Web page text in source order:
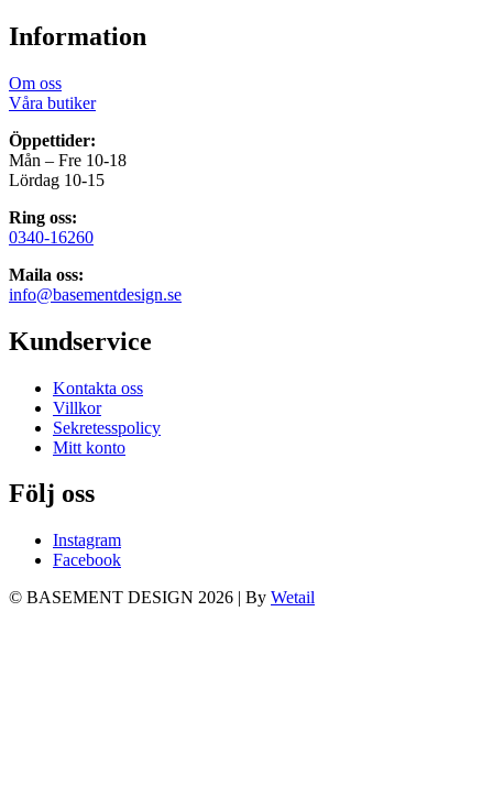
Information
Om oss
Våra butiker
Öppettider:
Mån – Fre 10-18
Lördag 10-15
Ring oss:
0340-16260
Maila oss:
info@basementdesign.se
Kundservice
Kontakta oss
Villkor
Sekretesspolicy
Mitt konto
Följ oss
Instagram
Facebook
© BASEMENT DESIGN 2026 | By Wetail